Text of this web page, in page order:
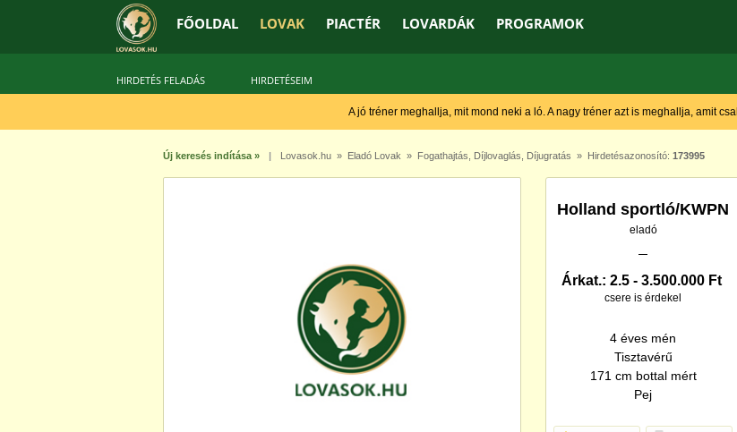
FŐOLDAL LOVAK PIACTÉR LOVARDÁK PROGRAMOK
HIRDETÉS FELADÁS HIRDETÉSEIM
A jó tréner meghallja, mit mond neki a ló. A nagy tréner azt is meghallja, amit
Új keresés indítása » | Lovasok.hu » Eladó Lovak » Fogathajtás Díjlovaglás Díjugratás » Hirdetésazonosító: 173995
Holland sportló/KWPN
eladó
Árkat.: 2.5 - 3.500.000 Ft
csere is érdekel
4 éves mén
Tisztavérű
171 cm bottal mért
Pej